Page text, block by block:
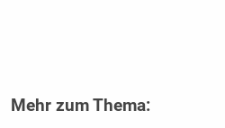
Mehr zum Thema: